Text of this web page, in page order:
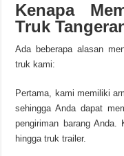
Kenapa
Truk
Ada beberapa alasan
truk kami:
Pertama, kami memiliki
sehingga Anda dapat
pengiriman barang
hingga truk trailer.